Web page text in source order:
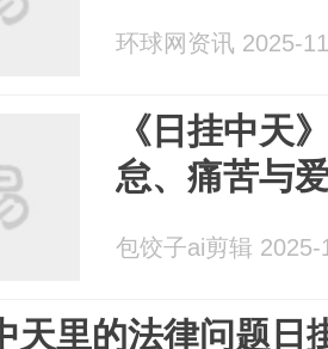
环球网资讯 2025-
《日挂中天
怠、痛苦与
包饺子ai剪辑 2025-
天里的法律问题日